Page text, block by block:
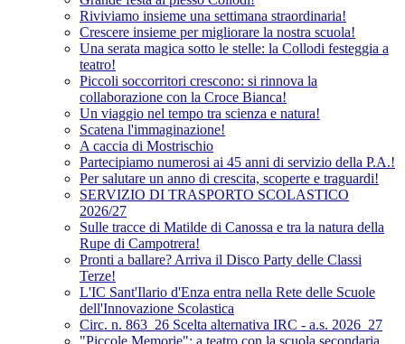
Riviviamo insieme una settimana straordinaria!
Crescere insieme per migliorare la nostra scuola!
Una serata magica sotto le stelle: la Collodi festeggia a
teatro!
Piccoli soccorritori crescono: si rinnova la
collaborazione con la Croce Bianca!
Un viaggio nel tempo tra scienza e natura!
Scatena l'immaginazione!
A caccia di Mostrischio
Partecipiamo numerosi ai 45 anni di servizio della P.A.!
Per salutare un anno di crescita, scoperte e traguardi!
SERVIZIO DI TRASPORTO SCOLASTICO
2026/27
Sulle tracce di Matilde di Canossa e tra la natura della
Rupe di Campotrera!
Pronti a ballare? Arriva il Disco Party delle Classi
Terze!
L'IC Sant'Ilario d'Enza entra nella Rete delle Scuole
dell'Innovazione Scolastica
Circ. n. 863_26 Scelta alternativa IRC - a.s. 2026_27